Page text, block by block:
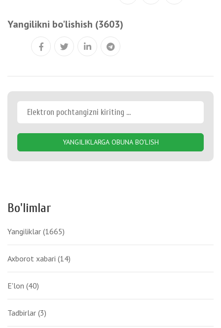
Yangilikni bo'lishish (3603)
YANGILIKLARGA OBUNA BO'LISH
Bo'limlar
Yangiliklar (1665)
Axborot xabari (14)
E'lon (40)
Tadbirlar (3)